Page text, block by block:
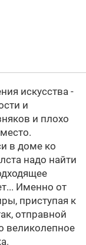
искусства -
и
и плохо
в доме ко
надо найти
Именно от
приступая к
отправной
великолепное